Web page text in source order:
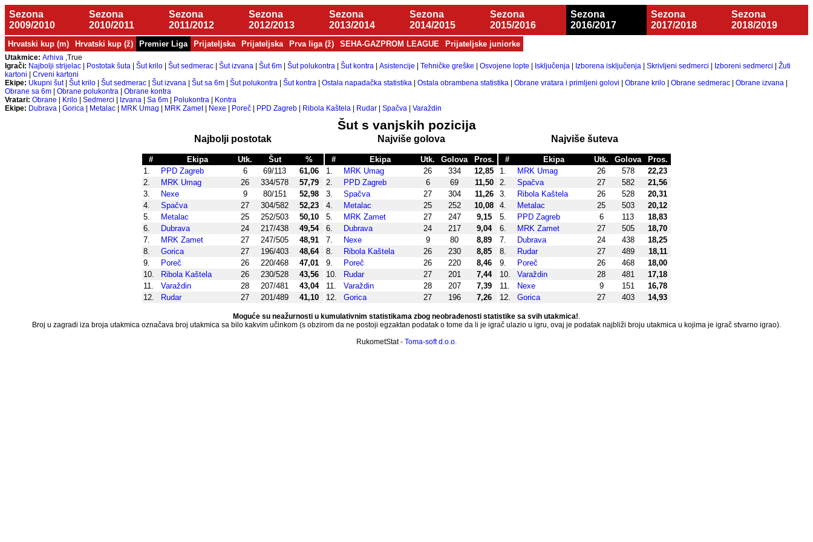
Sezona
2009/2010
Sezona
2010/2011
Sezona
2011/2012
Sezona
2012/2013
Sezona
2013/2014
Sezona
2014/2015
Sezona
2015/2016
Sezona
2016/2017
Sezona
2017/2018
Sezona
2018/2019
Hrvatski kup (m) Hrvatski kup (ž) Premier Liga Prijateljska Prijateljska Prva liga (ž) SEHA-GAZPROM LEAGUE Prijateljske juniorke
Utakmice: Arhiva ,True
Igrači: Najbolji strijelac Postotak šuta Šut krilo Šut sedmerac Šut izvana Šut 6m Šut polukontra Šut kontra Asistencije Tehničke greške Osvojene lopte Isključenja Izborena isključenja Skrivljeni sedmerci Izboreni sedmerci
Žuti
kartoni
Crveni kartoni
Ekipe: Ukupni šut| Šut krilo Šut sedmerac Šut izvana Šut sa 6m Šut polukontra Šut kontra Ostala napadačka statistika Ostala obrambena statistika Obrane vratara i primljeni golovi Obrane krilo Obrane sedmerac Obrane izvana
Obrane sa 6m
Obrane polukontra
Obrane kontra
Vratari: Obrane Krilo Sedmerci Izvana Sa 6m Polukontra
Kontra
Ekipe: Dubrava Gorica Metalac MRK Umag MRK Zamet| Nexe Poreč PPD Zagreb Ribola Kaštela Rudar Spačva Varaždin
Šut s vanjskih pozicija
Najbolji postotak
# Ekipa Utk. Šut
%
1.
PPD Zagreb 6 69/113
61,06
2.
MRK Umag 26 334/578
57,79
3.
Nexe 9 80/151
52,98
4.
Spačva 27 304/582
52,23
5.
Metalac 25 252/503
50,10
6.
Dubrava 24 217/438
49,54
7.
MRK Zamet 27 247/505
48,91
8.
Gorica 27 196/403
48,64
9.
Poreč 26 220/468
47,01
10.
Ribola Kaštela 26 230/528
43,56
11.
Varaždin 28 207/481
43,04
12.
Rudar 27 201/489 41,10
Najviše golova
# Ekipa Utk. Golova
Pros.
1.
MRK Umag 26 334
12,85
2.
PPD Zagreb 6 69
11,50
3.
Spačva 27 304
11,26
4.
Metalac 25 252
10,08
5.
MRK Zamet 27 247
9,15
6.
Dubrava 24 217
9,04
7.
Nexe 9 80
8,89
8.
Ribola Kaštela 26 230
8,85
9.
Poreč 26 220
8,46
10.
Rudar 27 201
7,44
11.
Varaždin 28 207
7,39
12.
Gorica 27 196 7,26
Najviše šuteva
# Ekipa Utk. Golova
Pros.
1.
MRK Umag 26 578
22,23
2.
Spačva 27 582
21,56
3.
Ribola Kaštela 26 528
20,31
4.
Metalac 25 503
20,12
5.
PPD Zagreb 6 113
18,83
6.
MRK Zamet 27 505
18,70
7.
Dubrava 24 438
18,25
8.
Rudar 27 489
18,11
9.
Poreč 26 468
18,00
10.
Varaždin 28 481
17,18
11.
Nexe 9 151
16,78
12.
Gorica 27 403 14,93
Moguće su neažurnosti u kumulativnim statistikama zbog neobrađenosti statistike sa svih utakmica!.
Broj u zagradi iza broja utakmica označava broj utakmica sa bilo kakvim učinkom (s obzirom da ne postoji egzaktan podatak o tome da li je igrač ulazio u igru, ovaj je podatak najbliži broju utakmica u kojima je igrač stvarno igrao).
RukometStat - Toma-soft d.o.o.